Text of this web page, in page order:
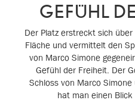
GEFÜHL
Der Platz erstreckt sich
Fläche und vermittelt den
von Marco Simone
Gefühl der Freiheit. Der
Schloss von Marco
hat man einen